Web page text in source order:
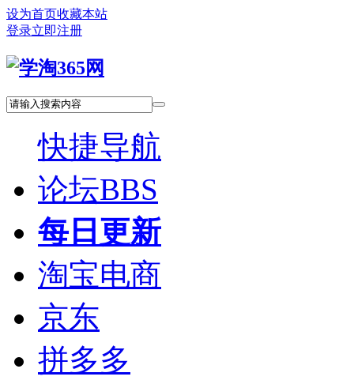
设为首页收藏本站
登录立即注册
快捷导航
论坛BBS
每日更新
淘宝电商
京东
拼多多